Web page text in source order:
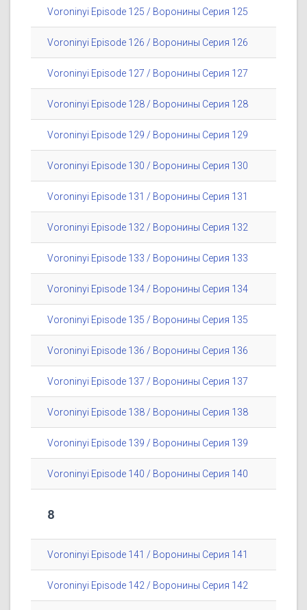
Voroninyi Episode 125 / Воронины Серия 125
Voroninyi Episode 126 / Воронины Серия 126
Voroninyi Episode 127 / Воронины Серия 127
Voroninyi Episode 128 / Воронины Серия 128
Voroninyi Episode 129 / Воронины Серия 129
Voroninyi Episode 130 / Воронины Серия 130
Voroninyi Episode 131 / Воронины Серия 131
Voroninyi Episode 132 / Воронины Серия 132
Voroninyi Episode 133 / Воронины Серия 133
Voroninyi Episode 134 / Воронины Серия 134
Voroninyi Episode 135 / Воронины Серия 135
Voroninyi Episode 136 / Воронины Серия 136
Voroninyi Episode 137 / Воронины Серия 137
Voroninyi Episode 138 / Воронины Серия 138
Voroninyi Episode 139 / Воронины Серия 139
Voroninyi Episode 140 / Воронины Серия 140
8
Voroninyi Episode 141 / Воронины Серия 141
Voroninyi Episode 142 / Воронины Серия 142